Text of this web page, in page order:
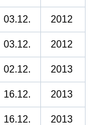
03.12. 2012
03.12. 2012
02.12. 2013
16.12. 2013
16.12. 2013